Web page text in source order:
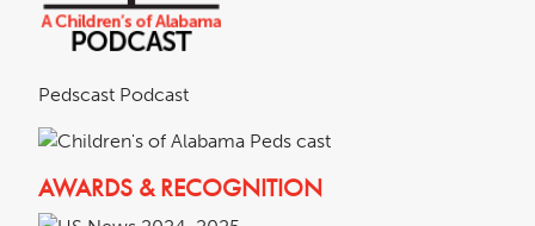
Pedscast Podcast
AWARDS & RECOGNITION